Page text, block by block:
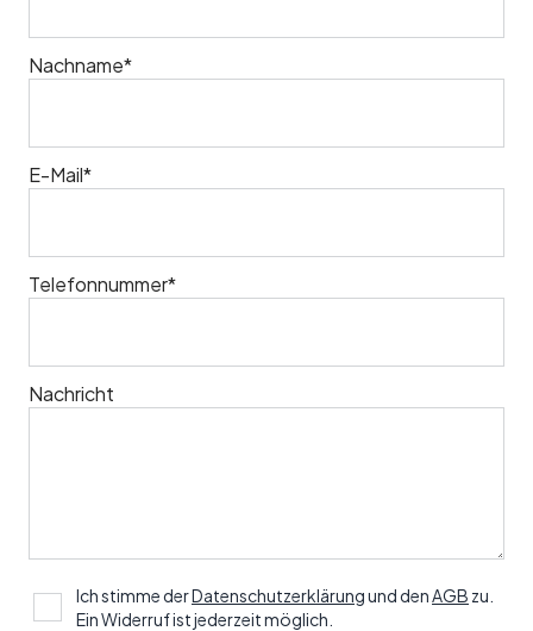
Nachname*
E-Mail*
Telefonnummer*
Nachricht
Ich stimme derDatenschutzerklärungund denAGB zu.
Ein Widerruf ist jederzeit möglich.